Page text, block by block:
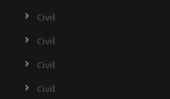
Civil
Civil
Civil
Civil